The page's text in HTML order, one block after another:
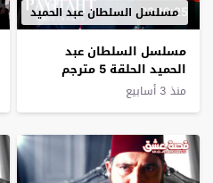
02:10:25
مسلسل السلطان عبد الحميد
مسلسل السلطان عبد
الحميد الحلقة 5 مترجم
منذ 3 أسابيع